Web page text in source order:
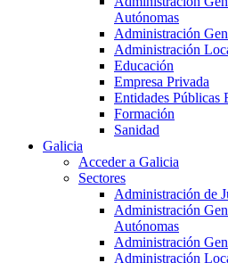
Autónomas
Administración
Administración
Educación
Empresa Privada
Entidades Públicas
Formación
Sanidad
Galicia
Acceder a Galicia
Sectores
Administración de
Administración
Autónomas
Administración
Administración